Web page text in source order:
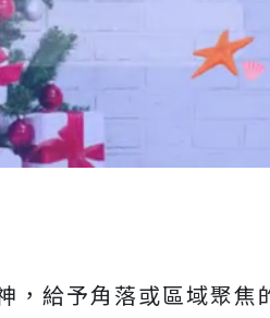
，給予角落或區域聚焦